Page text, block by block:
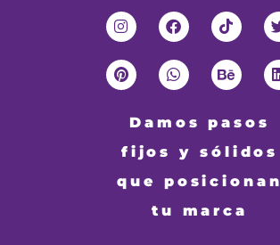
Damos pasos
fijos y sólidos
que posicionan
tu marca